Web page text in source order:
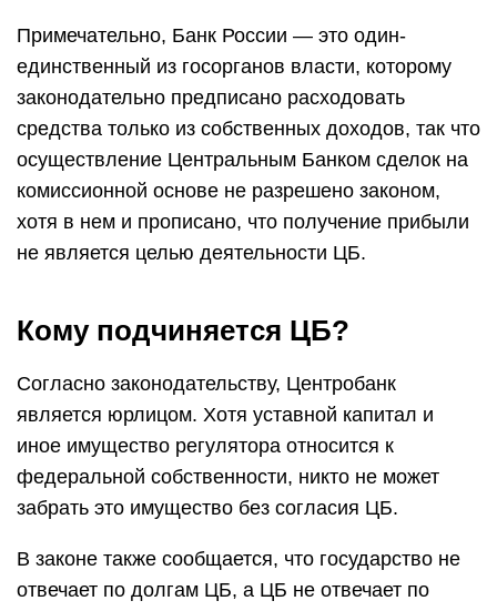
Примечательно, Банк России — это один-
единственный из госорганов власти, которому
законодательно предписано расходовать
средства только из собственных доходов, так что
осуществление Центральным Банком сделок на
комиссионной основе не разрешено законом,
хотя в нем и прописано, что получение прибыли
не является целью деятельности ЦБ.
Кому подчиняется ЦБ?
Согласно законодательству, Центробанк
является юрлицом. Хотя уставной капитал и
иное имущество регулятора относится к
федеральной собственности, никто не может
забрать это имущество без согласия ЦБ.
В законе также сообщается, что государство не
отвечает по долгам ЦБ, а ЦБ не отвечает по